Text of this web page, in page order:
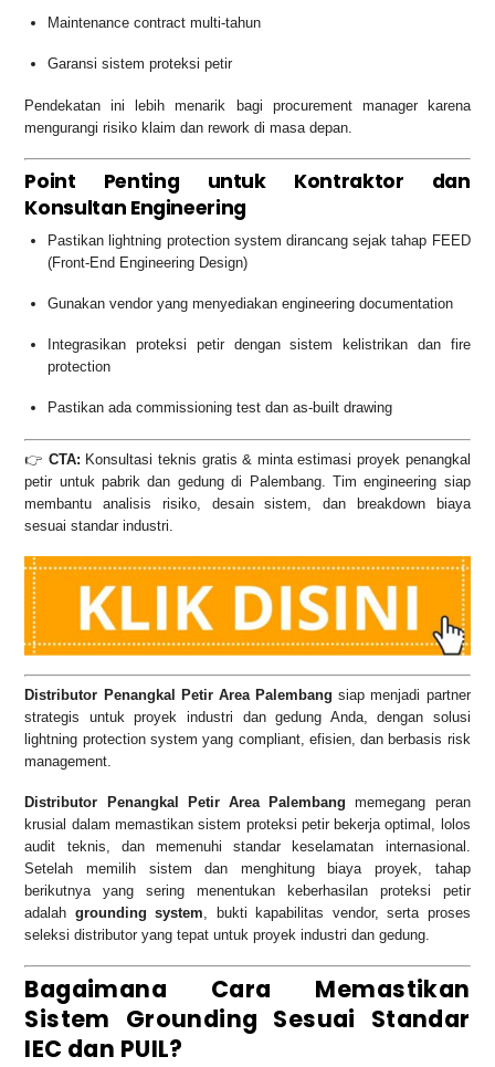
Maintenance contract multi-tahun
Garansi sistem proteksi petir
Pendekatan ini lebih menarik bagi procurement manager karena
mengurangi risiko klaim dan rework di masa depan.
Point Penting untuk Kontraktor dan
Konsultan Engineering
Pastikan lightning protection system dirancang sejak tahap FEED
(Front-End Engineering Design)
Gunakan vendor yang menyediakan engineering documentation
Integrasikan proteksi petir dengan sistem kelistrikan dan fire
protection
Pastikan ada commissioning test dan as-built drawing
👉 CTA: Konsultasi teknis gratis & minta estimasi proyek penangkal
petir untuk pabrik dan gedung di Palembang. Tim engineering siap
membantu analisis risiko, desain sistem, dan breakdown biaya
sesuai standar industri.
Distributor Penangkal Petir Area Palembang siap menjadi partner
strategis untuk proyek industri dan gedung Anda, dengan solusi
lightning protection system yang compliant, efisien, dan berbasis risk
management.
Distributor Penangkal Petir Area Palembang memegang peran
krusial dalam memastikan sistem proteksi petir bekerja optimal, lolos
audit teknis, dan memenuhi standar keselamatan internasional.
Setelah memilih sistem dan menghitung biaya proyek, tahap
berikutnya yang sering menentukan keberhasilan proteksi petir
adalah grounding system , bukti kapabilitas vendor, serta proses
seleksi distributor yang tepat untuk proyek industri dan gedung.
Bagaimana Cara Memastikan
Sistem Grounding Sesuai Standar
IEC dan PUIL?